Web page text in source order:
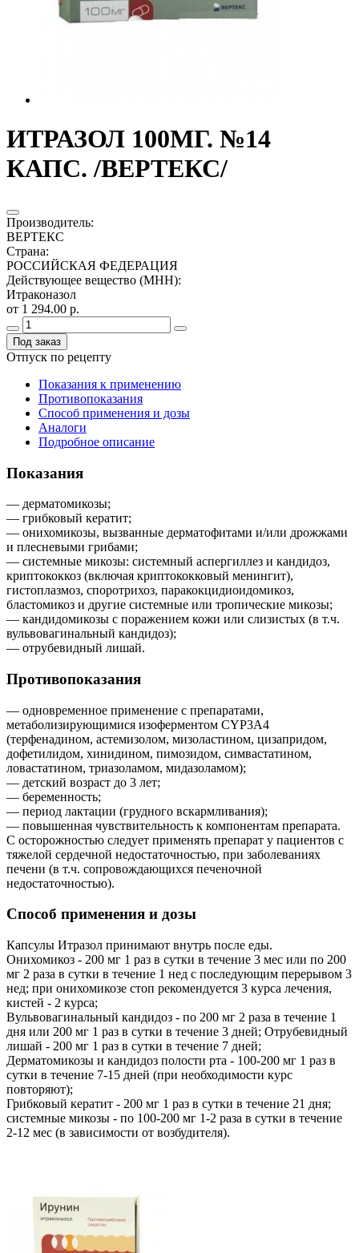
ИТРАЗОЛ 100МГ. №14
КАПС. /ВЕРТЕКС/
Производитель:
ВЕРТЕКС
Страна:
РОССИЙСКАЯ ФЕДЕРАЦИЯ
Действующее вещество (МНН):
Итраконазол
от 1 294.00 р.
Под заказ
Отпуск по рецепту
Показания к применению
Противопоказания
Способ применения и дозы
Аналоги
Подробное описание
Показания
— дерматомикозы;
— грибковый кератит;
— онихомикозы, вызванные дерматофитами и/или дрожжами
и плесневыми грибами;
— системные микозы: системный аспергиллез и кандидоз,
криптококкоз (включая криптококковый менингит),
гистоплазмоз, споротрихоз, паракокцидиоидомикоз,
бластомикоз и другие системные или тропические микозы;
— кандидомикозы с поражением кожи или слизистых (в т.ч.
вульвовагинальный кандидоз);
— отрубевидный лишай.
Противопоказания
— одновременное применение с препаратами,
метаболизирующимися изоферментом CYP3A4
(терфенадином, астемизолом, мизоластином, цизапридом,
дофетилидом, хинидином, пимозидом, симвастатином,
ловастатином, триазоламом, мидазоламом);
— детский возраст до 3 лет;
— беременность;
— период лактации (грудного вскармливания);
— повышенная чувствительность к компонентам препарата.
С осторожностью следует применять препарат у пациентов с
тяжелой сердечной недостаточностью, при заболеваниях
печени (в т.ч. сопровождающихся печеночной
недостаточностью).
Способ применения и дозы
Капсулы Итразол принимают внутрь после еды.
Онихомикоз - 200 мг 1 раз в сутки в течение 3 мес или по 200
мг 2 раза в сутки в течение 1 нед с последующим перерывом 3
нед; при онихомикозе стоп рекомендуется 3 курса лечения,
кистей - 2 курса;
Вульвовагинальный кандидоз - по 200 мг 2 раза в течение 1
дня или 200 мг 1 раз в сутки в течение 3 дней; Отрубевидный
лишай - 200 мг 1 раз в сутки в течение 7 дней;
Дерматомикозы и кандидоз полости рта - 100-200 мг 1 раз в
сутки в течение 7-15 дней (при необходимости курс
повторяют);
Грибковый кератит - 200 мг 1 раз в сутки в течение 21 дня;
системные микозы - по 100-200 мг 1-2 раза в сутки в течение
2-12 мес (в зависимости от возбудителя).